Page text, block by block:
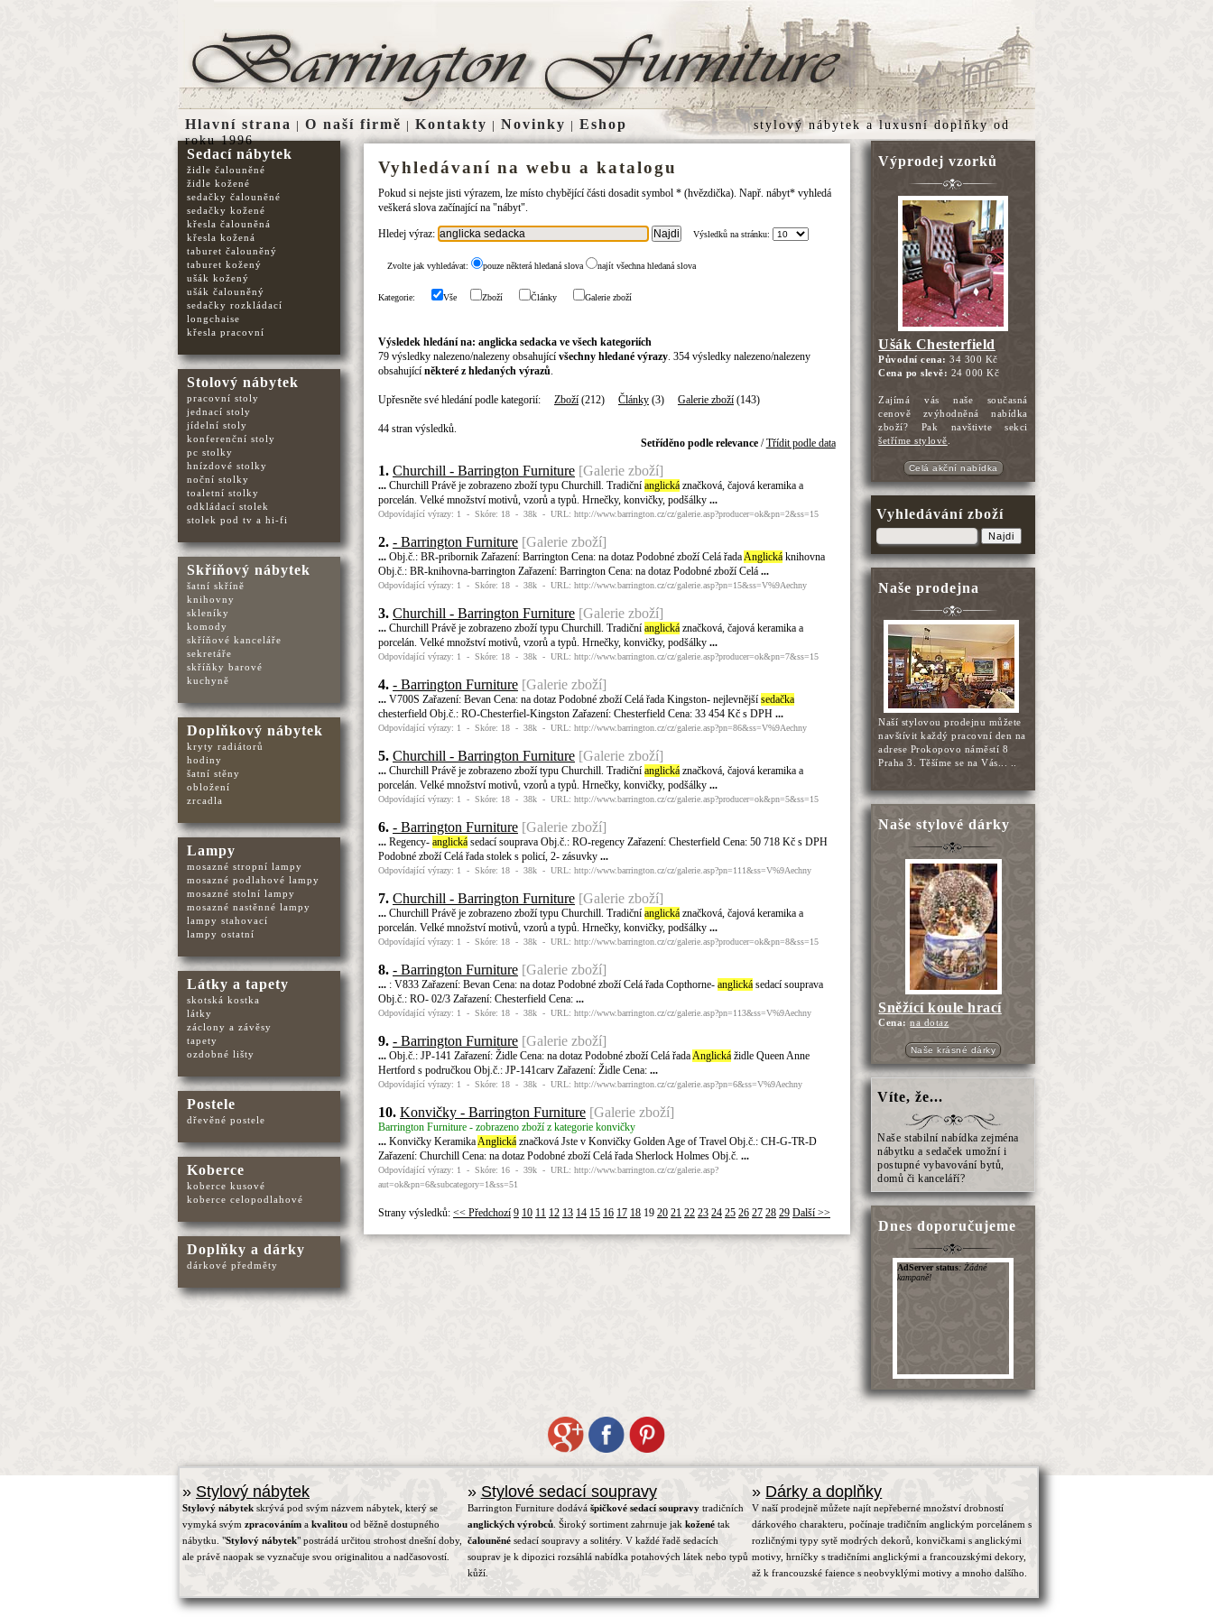
Vyhledávaní na webu a katalogu
Pokud si nejste jisti výrazem, lze místo chybějící části dosadit symbol * (hvězdička). Např. nábyt* vyhledá
veškerá slova začínající na "nábyt".
Hledej výraz: Výsledků na stránku:
Zvolte jak vyhledávat: pouze některá hledaná slova najít všechna hledaná slova
Kategorie: Vše Zboží Články Galerie zboží
Výsledek hledání na: anglicka sedacka ve všech kategoriích
79 výsledky nalezeno/nalezeny obsahující všechny hledané výrazy. 354 výsledky nalezeno/nalezeny
obsahující některé z hledaných výrazů
Upřesněte své hledání podle kategorií: Zboží(212) Články(3) Galerie zboží(143)
44 stran výsledků.
Setříděno podle relevance/Třídit podle data
1. Churchill - Barrington Furniture [Galerie zboží]
...Churchill Právě je zobrazeno zboží typu Churchill. Tradiční anglickáznačková, čajová keramika a
porcelán. Velké množství motivů, vzorů a typů. Hrnečky, konvičky, podšálky ...
Odpovídající výrazy: 1 - Skóre: 18 - 38k - URL: http://www.barrington.cz/cz/galerie.asp?producer=ok&pn=2&ss=15
2. - Barrington Furniture [Galerie zboží]
...Obj.č.: BR-pribornik Zařazení: Barrington Cena: na dotaz Podobné zboží Celá řada Anglickáknihovna
Obj.č.: BR-knihovna-barrington Zařazení: Barrington Cena: na dotaz Podobné zboží Celá ...
Odpovídající výrazy: 1 - Skóre: 18 - 38k - URL: http://www.barrington.cz/cz/galerie.asp?pn=15&ss=V%9Aechny
3. Churchill - Barrington Furniture [Galerie zboží]
...Churchill Právě je zobrazeno zboží typu Churchill. Tradiční anglickáznačková, čajová keramika a
porcelán. Velké množství motivů, vzorů a typů. Hrnečky, konvičky, podšálky ...
Odpovídající výrazy: 1 - Skóre: 18 - 38k - URL: http://www.barrington.cz/cz/galerie.asp?producer=ok&pn=7&ss=15
4. - Barrington Furniture [Galerie zboží]
...V700S Zařazení: Bevan Cena: na dotaz Podobné zboží Celá řada Kingston- nejlevnější sedačka
chesterfield Obj.č.: RO-Chesterfiel-Kingston Zařazení: Chesterfield Cena: 33 454 Kč s DPH ...
Odpovídající výrazy: 1 - Skóre: 18 - 38k - URL: http://www.barrington.cz/cz/galerie.asp?pn=86&ss=V%9Aechny
5. Churchill - Barrington Furniture [Galerie zboží]
...Churchill Právě je zobrazeno zboží typu Churchill. Tradiční anglickáznačková, čajová keramika a
porcelán. Velké množství motivů, vzorů a typů. Hrnečky, konvičky, podšálky ...
Odpovídající výrazy: 1 - Skóre: 18 - 38k - URL: http://www.barrington.cz/cz/galerie.asp?producer=ok&pn=5&ss=15
6. - Barrington Furniture [Galerie zboží]
...Regency- anglickásedací souprava Obj.č.: RO-regency Zařazení: Chesterfield Cena: 50 718 Kč s DPH
Podobné zboží Celá řada stolek s policí, 2- zásuvky ...
Odpovídající výrazy: 1 - Skóre: 18 - 38k - URL: http://www.barrington.cz/cz/galerie.asp?pn=111&ss=V%9Aechny
7. Churchill - Barrington Furniture [Galerie zboží]
...Churchill Právě je zobrazeno zboží typu Churchill. Tradiční anglickáznačková, čajová keramika a
porcelán. Velké množství motivů, vzorů a typů. Hrnečky, konvičky, podšálky ...
Odpovídající výrazy: 1 - Skóre: 18 - 38k - URL: http://www.barrington.cz/cz/galerie.asp?producer=ok&pn=8&ss=15
8. - Barrington Furniture [Galerie zboží]
...: V833 Zařazení: Bevan Cena: na dotaz Podobné zboží Celá řada Copthorne- anglickásedací souprava
Obj.č.: RO- 02/3 Zařazení: Chesterfield Cena: ...
Odpovídající výrazy: 1 - Skóre: 18 - 38k - URL: http://www.barrington.cz/cz/galerie.asp?pn=113&ss=V%9Aechny
9. - Barrington Furniture [Galerie zboží]
...Obj.č.: JP-141 Zařazení: Židle Cena: na dotaz Podobné zboží Celá řada Anglickážidle Queen Anne
Hertford s područkou Obj.č.: JP-141carv Zařazení: Židle Cena: ...
Odpovídající výrazy: 1 - Skóre: 18 - 38k - URL: http://www.barrington.cz/cz/galerie.asp?pn=6&ss=V%9Aechny
10. Konvičky - Barrington Furniture [Galerie zboží]
Barrington Furniture - zobrazeno zboží z kategorie konvičky
...Konvičky Keramika Anglickáznačková Jste v Konvičky Golden Age of Travel Obj.č.: CH-G-TR-D
Zařazení: Churchill Cena: na dotaz Podobné zboží Celá řada Sherlock Holmes Obj.č. ...
Odpovídající výrazy: 1 - Skóre: 16 - 39k - URL: http://www.barrington.cz/cz/galerie.asp?
aut=ok&pn=6&subcategory=1&ss=51
Strany výsledků: << Předchozí 9 10 11 12 13 14 15 16 17 1819 20 21 22 23 24 25 26 27 28 29 Další >>
Výprodej vzorků
Ušák Chesterfield
Původní cena:34 300 Kč
Cena po slevě: 24 000 Kč
Zajímá vás naše současná
cenově zvýhodněná nabídka
zboží? Pak navštivte sekci
šetříme stylově
Celá akční nabídka
Vyhledávání zboží
Najdi
Naše prodejna
Naší stylovou prodejnu můžete
navštívit každý pracovní den na
adrese Prokopovo náměstí 8
Praha 3. Těšíme se na Vás... ..
Naše stylové dárky
Sněžící koule hrací
Cena:na dotaz
Naše krásné dárky
Víte, že...
Naše stabilní nabídka zejména
nábytku a sedaček umožní i
postupné vybavování bytů,
domů či kanceláří?
Dnes doporučujeme
Sedací nábytek
židle čalouněné
židle kožené
sedačky čalouněné
sedačky kožené
křesla čalouněná
křesla kožená
taburet čalouněný
taburet kožený
ušák kožený
ušák čalouněný
sedačky rozkládací
longchaise
křesla pracovní
Stolový nábytek
pracovní stoly
jednací stoly
jídelní stoly
konferenční stoly
pc stolky
hnízdové stolky
noční stolky
toaletní stolky
odkládací stolek
stolek pod tv a hi-fi
Skříňový nábytek
šatní skříně
knihovny
skleníky
komody
skříňové kanceláře
sekretáře
skříňky barové
kuchyně
Doplňkový nábytek
kryty radiátorů
hodiny
šatní stěny
obložení
zrcadla
Lampy
mosazné stropní lampy
mosazné podlahové lampy
mosazné stolní lampy
mosazné nastěnné lampy
lampy stahovací
lampy ostatní
Látky a tapety
skotská kostka
látky
záclony a závěsy
tapety
ozdobné lišty
Postele
dřevěné postele
Koberce
koberce kusové
koberce celopodlahové
Doplňky a dárky
dárkové předměty
Hlavní strana | O naší firmě | Kontakty | Novinky | Eshop stylový nábytekaluxusní doplňkyod
roku 1996
» Stylový nábytek
Stylový nábytek skrývá pod svým názvem nábytek, který se
vymyká svým zpracováním a kvalitou od běžně dostupného
nábytku. "Stylový nábytek" postrádá určitou strohost dnešní doby,
ale právě naopak se vyznačuje svou originalitou a nadčasovostí.
» Stylové sedací soupravy
Barrington Furniture dodává špičkové sedací soupravytradičních
anglických výrobců. Široký sortiment zahrnuje jak koženétak
čalouněnésedací soupravy a solitéry. V každé řadě sedacích
souprav je k dipozici rozsáhlá nabídka potahových látek nebo typů
kůží.
» Dárky a doplňky
V naší prodejně můžete najít nepřeberné množství drobností
dárkového charakteru, počínaje tradičním anglickým porcelánem s
rozličnými typy sytě modrých dekorů, konvičkami s anglickými
motivy, hrníčky s tradičními anglickými a francouzskými dekory,
až k francouzské faience s neobvyklými motivy a mnoho dalšího.